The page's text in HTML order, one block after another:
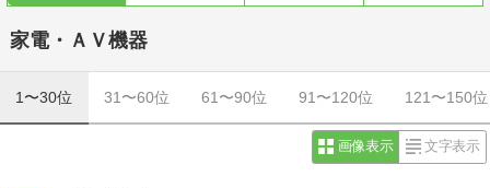
家電・ＡＶ機器
1〜30位 31〜60位 61〜90位 91〜120位 121〜150位
画像表示 文字表示